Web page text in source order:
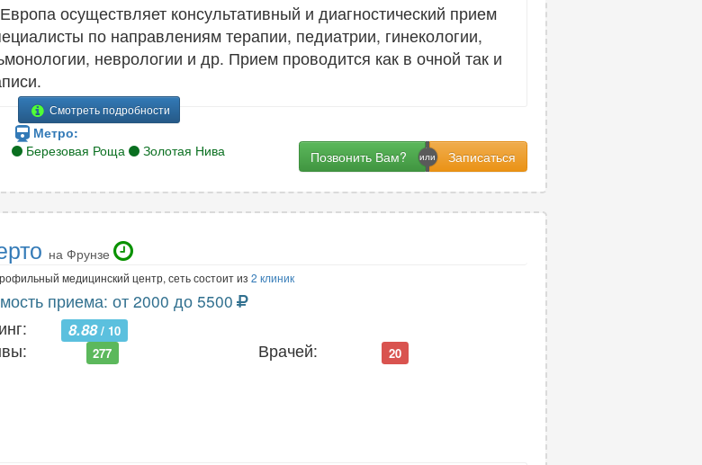
осуществляет консультативный и диагностический прием
по направлениям терапии, педиатрии, гинекологии,
неврологии и др. Прием проводится как в очной так и
Смотреть подробности
Метро:
Березовая Роща
Золотая Нива Позвонить Вам?
на Фрунзе
медицинский центр, сеть состоит из 2 клиник
приема: от 2000 до 5500
8.88/ 10
277 Врачей: 20